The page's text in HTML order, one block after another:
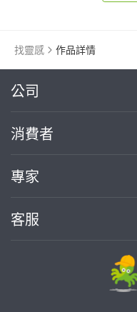
找靈感 作品詳情
公司
關於我們
部落格
加入我們
消費者
買服務
熱門服務
專家
案件中心
客服
繼續完成